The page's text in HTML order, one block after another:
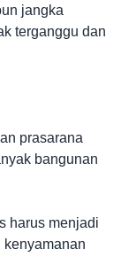
jangka
terganggu dan
prasarana
bangunan
harus menjadi
kenyamanan